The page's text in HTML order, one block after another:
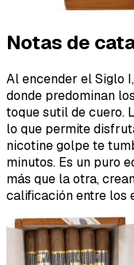
Notas de
Al encender el Siglo
donde predominan
toque sutil de cuero.
lo que permite
nicotine golpe te
minutos. Es un puro
más que la otra,
calificación entre los